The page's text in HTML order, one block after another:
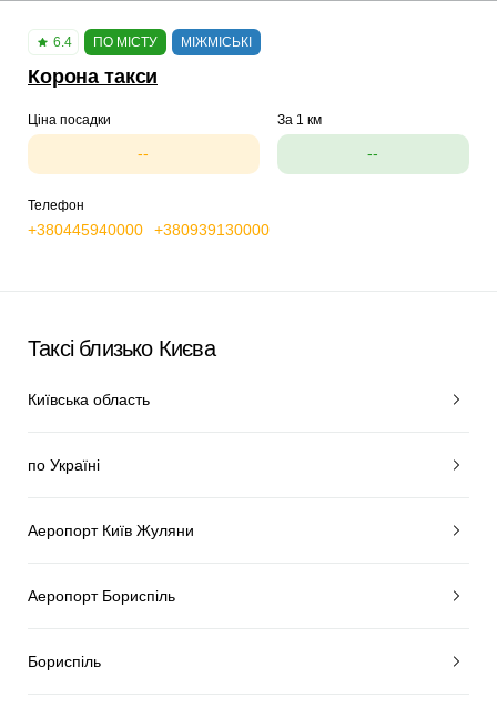
6.4 ПО МІСТУ МІЖМІСЬКІ
Корона такси
Ціна посадки
--
За 1 км
--
Телефон
+380445940000 +380939130000
Таксі близько Києва
Київська область
по Україні
Аеропорт Київ Жуляни
Аеропорт Бориспіль
Бориспіль